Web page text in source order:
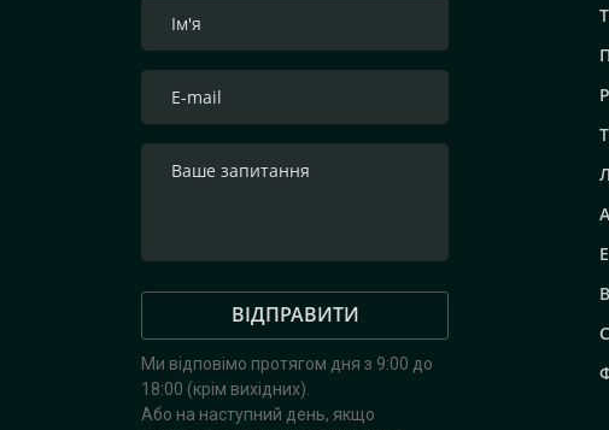
ВІДПРАВИТИ
Ми відповімо протягом дня з 9:00 до
18:00 (крім вихідних).
Або на наступний день, якщо